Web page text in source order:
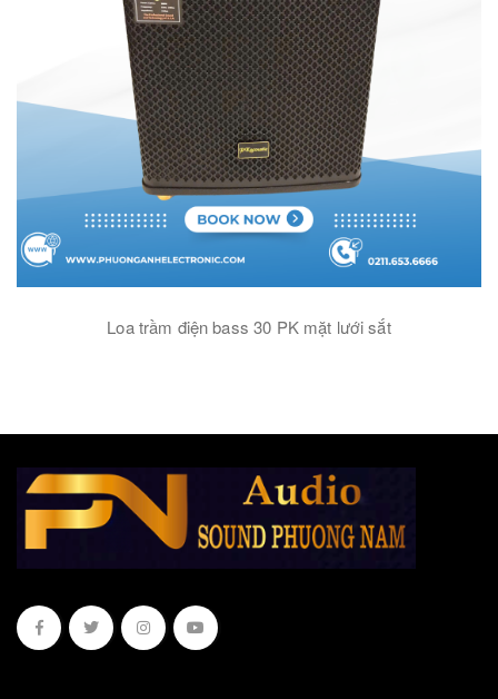
Loa trầm điện bass 30 PK mặt lưới sắt